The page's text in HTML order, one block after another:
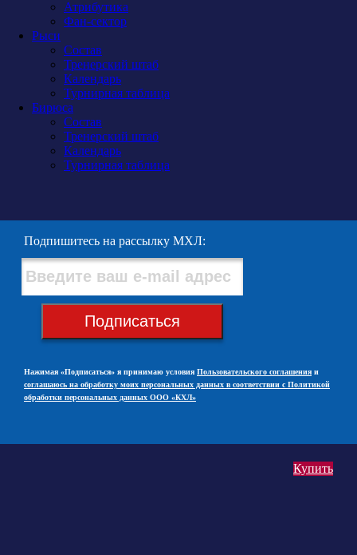
Купить
Атрибутика
Фан-сектор
Рыси
Состав
Тренерский штаб
Календарь
Турнирная таблица
Бирюса
Состав
Тренерский штаб
Календарь
Турнирная таблица
Подпишитесь на рассылку МХЛ:
Подписаться
Нажимая «Подписаться» я принимаю условия Пользовательского соглашения и
соглашаюсь на обработку моих персональных данных в соответствии с Политикой
обработки персональных данных ООО «КХЛ»